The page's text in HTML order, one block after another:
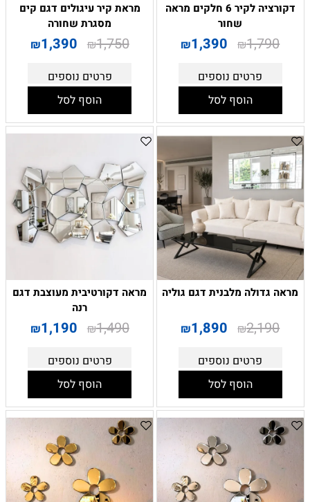
דקורציה לקיר 6 חלקים מראה
שחור
₪1,790
₪1,390
פרטים נוספים
הוסף לסל
מראת קיר עיגולים דגם קים
מסגרת שחורה
₪1,750
₪1,390
פרטים נוספים
הוסף לסל
מראה גדולה מלבנית דגם גוליה
₪2,190
₪1,890
פרטים נוספים
הוסף לסל
מראה דקורטיבית מעוצבת דגם
רנה
₪1,490
₪1,190
פרטים נוספים
הוסף לסל